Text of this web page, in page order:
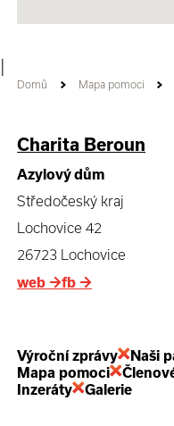
Domů Mapa pomoci
Charita Beroun
Azylový dům
Středočeský kraj
Lochovice 42
26723 Lochovice
web →fb →
Výroční zprávy
Naši
Mapa pomoci
Inzeráty
Galerie